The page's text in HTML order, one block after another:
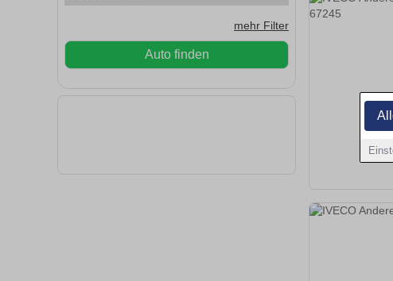
mehr Filter
Auto finden